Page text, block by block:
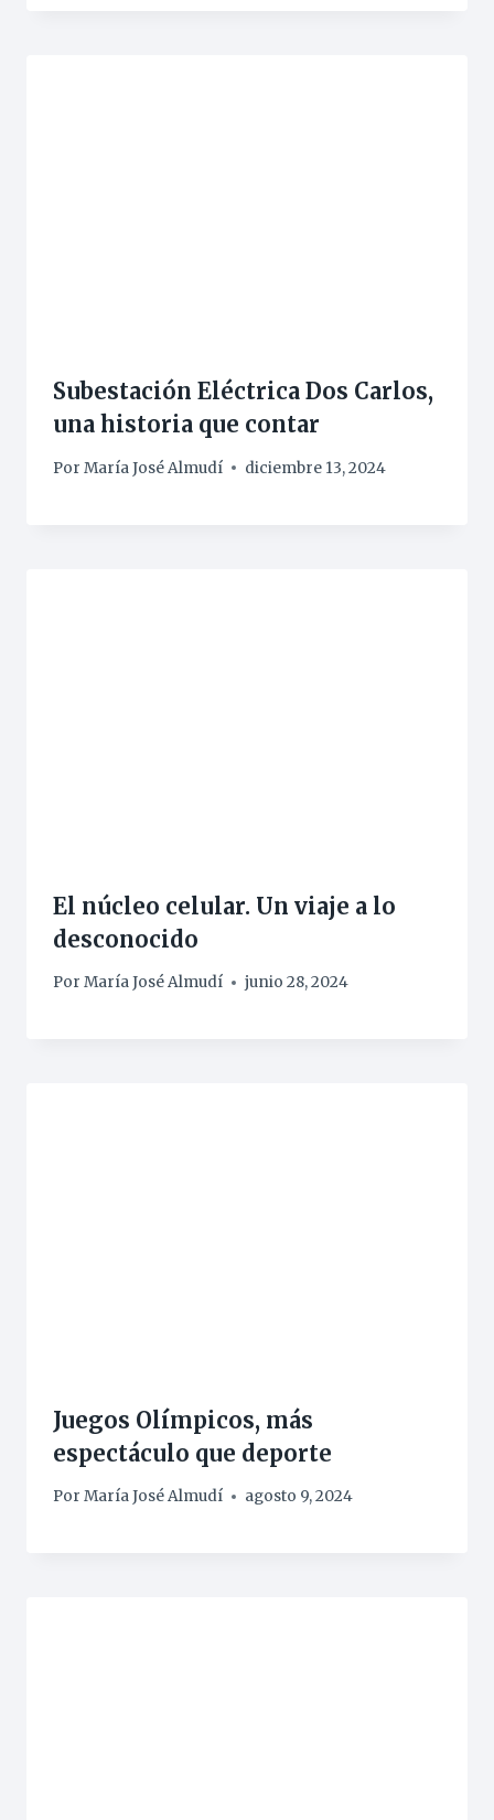
Subestación Eléctrica Dos Carlos,
una historia que contar
Por María José Almudí diciembre 13, 2024
El núcleo celular. Un viaje a lo
desconocido
Por María José Almudí junio 28, 2024
Juegos Olímpicos, más
espectáculo que deporte
Por María José Almudí agosto 9, 2024